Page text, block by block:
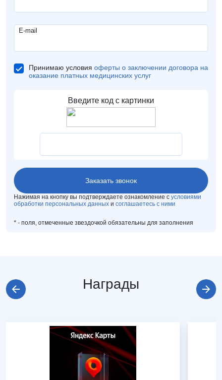
E-mail
Принимаю условия оферты о заключении договора на
оказание платных медицинских услуг
Нажимая на кнопку вы подтверждаете ознакомление с условиями
обработки персональных данных и соглашаетесь с ними
* - поля, отмеченные звездочкой обязательны для заполнения
Награды